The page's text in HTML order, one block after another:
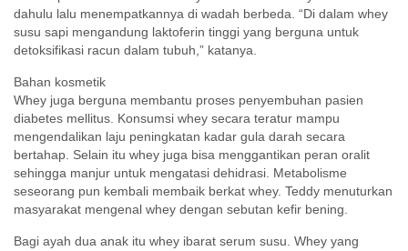
dahulu lalu menempatkannya di wadah berbeda. “Di dalam whey
susu sapi mengandung laktoferin tinggi yang berguna untuk
detoksifikasi racun dalam tubuh,” katanya.
Bahan kosmetik
Whey juga berguna membantu proses penyembuhan pasien
diabetes mellitus. Konsumsi whey secara teratur mampu
mengendalikan laju peningkatan kadar gula darah secara
bertahap. Selain itu whey juga bisa menggantikan peran oralit
sehingga manjur untuk mengatasi dehidrasi. Metabolisme
seseorang pun kembali membaik berkat whey. Teddy menuturkan
masyarakat mengenal whey dengan sebutan kefir bening.
Bagi ayah dua anak itu whey ibarat serum susu. Whey yang